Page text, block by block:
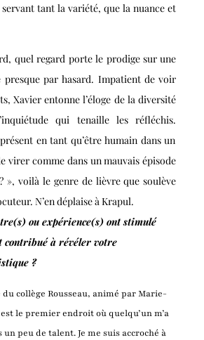
tant la variété, que la nuance et
quel regard porte le prodige sur une
presque par hasard. Impatient de voir
Xavier entonne l’éloge de la diversité
qui tenaille les réfléchis.
en tant qu’être humain dans un
virer comme dans un mauvais épisode
? », voilà le genre de lièvre que soulève
N’en déplaise à Krapul.
ou expérience(s) ont stimulé
contribué à révéler votre
?
collège Rousseau, animé par Marie-
le premier endroit où quelqu’un m’a
un peu de talent. Je me suis accroché à